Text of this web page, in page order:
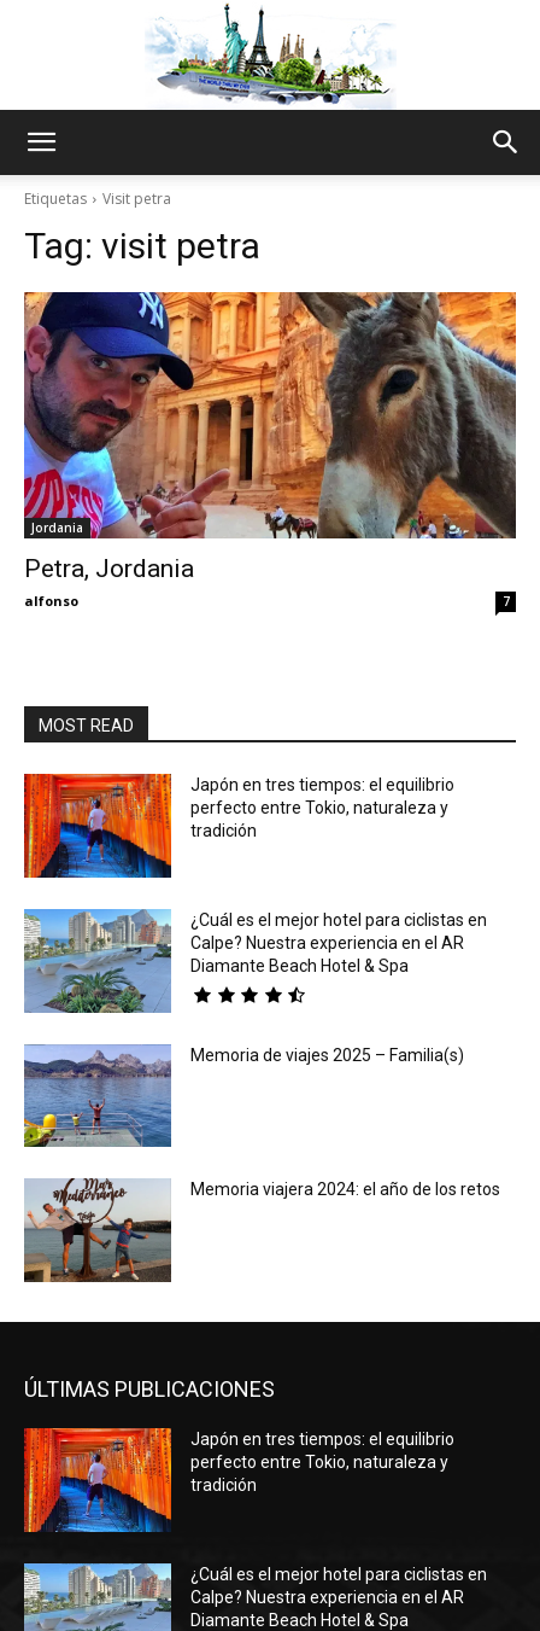
Thru
My
Etiquetas Visit petra
Tag: visit petra
Jordania
Petra, Jordania
alfonso 7
MOST READ
Japón en tres tiempos: el equilibrio
perfecto entre Tokio, naturaleza y
tradición
¿Cuál es el mejor hotel para ciclistas en
Calpe? Nuestra experiencia en el AR
Diamante Beach Hotel & Spa
Memoria de viajes 2025 – Familia(s)
Memoria viajera 2024: el año de los retos
ÚLTIMAS PUBLICACIONES
Japón en tres tiempos: el equilibrio
perfecto entre Tokio, naturaleza y
tradición
¿Cuál es el mejor hotel para ciclistas en
Calpe? Nuestra experiencia en el AR
Diamante Beach Hotel & Spa